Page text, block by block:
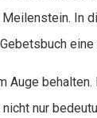
In
Auge behalten.
nur